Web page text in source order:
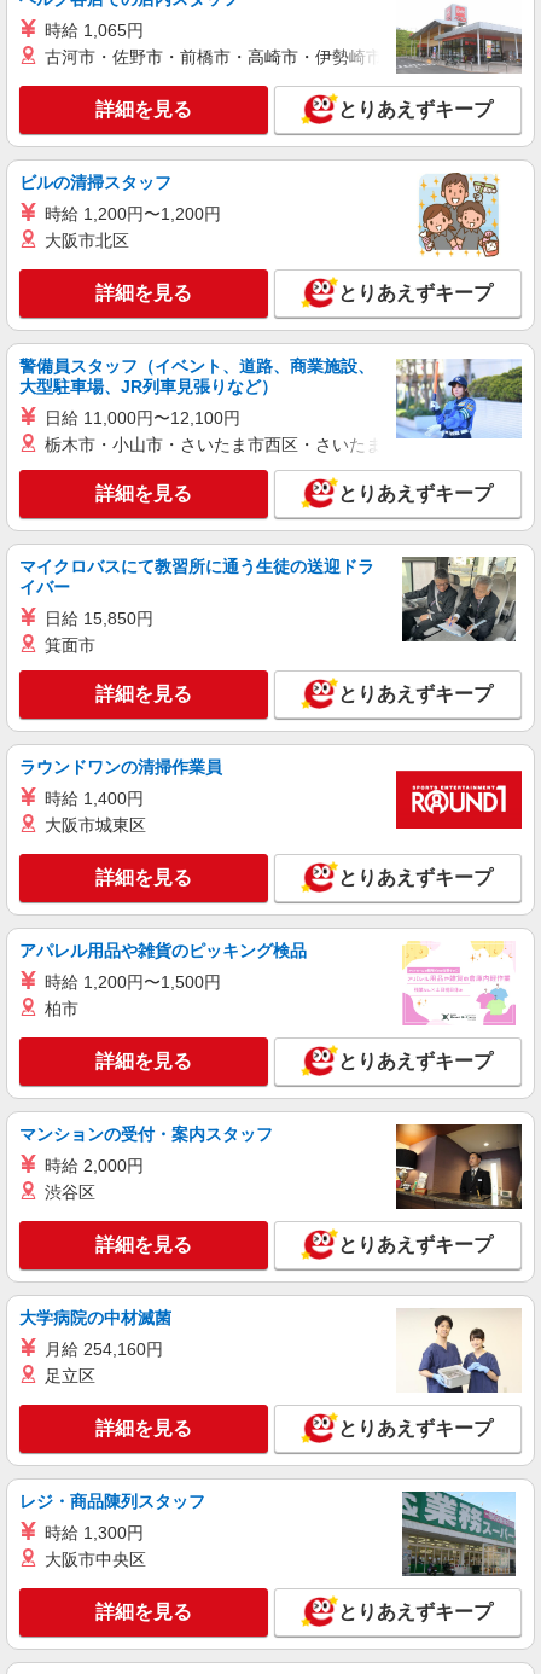
キープ 詳細を見る
株式会社アスカ 横浜支店（jb519009）
月給 228,000円 〜 299,000円 ※給与幅は経
験・能力により考慮 賞与あり 交通費あり／※規定
あり ◇大卒の場合 108日型：月給246,000円 122
日型：月給230,000円 ◇短大・専門学校卒 108日
型：月給244,000円 122日型：月給228,000円
■都市型保育園ポポラー 川崎武蔵小杉園（私
立認可保育園） 神奈川県川崎市中原区市ノ坪449
－3シティタワー武蔵小杉2階
詳細を見る
派遣社員
株式会社アスカ 横浜支店（jb428586）
私立認可保育園の保育士
時給 1,600円 〜 1,700円 ※給与幅は経験・能
力により考慮 交通費あり／全額支給♪
■アスク武蔵小杉保育園（私立認可保育園） 神
奈川県川崎市中原区小杉町１丁目５２６－５プレ
ジリア武蔵小杉1・2F
キープ 詳細を見る
正社員
株式会社アスカ 横浜支店（jb350334）
私立認可保育園の保育士
月給 240,000円 〜 300,000円 ※給与幅は経
験・能力により考慮 賞与あり 交通費あり／交通費
規定支給 給与内訳 ・月給 240,000円〜300,000
円 ・調整手当：3万7000円〜5万8000円 ・役職手
当：0〜2万円 ・固定残業代（4時間分）：1万円
■まなびの森保育園武蔵中原（私立認可保育
園） 神奈川県川崎市中原区下小田中61513
株式会社アスカ 横浜支店（jb361686）
私立認可保育園の保育士
月給 233,000円 〜 295,000円 ※給与幅は経
験・能力により考慮 賞与あり 交通費あり／実費支
給(上限￥50000/月) ・基本給 214,000円 ・調整
手当 20,000円 ・皆勤手当 5,000円 ・資格手
当 5,000円 ★下記別途支給いたします ・処遇改
善手当(年度により支給額が異なります) ・経験手
当(過去の保育園等の勤務年数(在籍証明書より)に
応じて支給)
■エクセレント西宮内保育園（私立認可保育
園） 神奈川県川崎市中原区宮内1丁目247
詳細を見る
正社員
株式会社アスカ 横浜支店（jb582464）
月給 240,000円 〜 300,000円 ※給与幅は経
験・能力により考慮 賞与あり 交通費あり／交通費
規定支給 給与内訳 ・月給 240,000円〜300,000
円 ・調整手当：3万7000円〜5万8000円 ・役職手
当：0〜2万円 ・固定残業代（4時間分）：1万円
※残業時間超過分は別途支給 ※別途、経験手当・
■まなびの森保育園向河原（私立認可保育園）
神奈川県川崎市中原区中丸子324－1
詳細を見る
株式会社アスカ 横浜支店（jb570371）
企業内保育園・企業主導型の保育士
月給 213,000円 〜 280,000円 ※給与幅は経
験・能力により考慮 賞与あり 交通費あり／上限
50,000円 ★給与は経験年数を加味して設定します
円/時間 18時〜閉園：400円/時間 ◇残業手当は
全額支給！
■ニチイキッズ武蔵小杉保育園（企業内保育
園・企業主導型） 神奈川県川崎市中原区中丸子１
１９５－１
キープ 詳細を見る
時給 1,065円
古河市・佐野市・前橋市・高崎市・伊勢崎市・太田市・館林市
詳細を見る とりあえずキープ
ビルの清掃スタッフ
時給 1,200円〜1,200円
大阪市北区
詳細を見る とりあえずキープ
警備員スタッフ（イベント、道路、商業施設、
大型駐車場、JR列車見張りなど）
日給 11,000円〜12,100円
栃木市・小山市・さいたま市西区・さいたま市岩槻区・久喜市・
詳細を見る とりあえずキープ
マイクロバスにて教習所に通う生徒の送迎ドラ
イバー
日給 15,850円
箕面市
詳細を見る とりあえずキープ
ラウンドワンの清掃作業員
時給 1,400円
大阪市城東区
詳細を見る とりあえずキープ
アパレル用品や雑貨のピッキング検品
時給 1,200円〜1,500円
柏市
詳細を見る とりあえずキープ
マンションの受付・案内スタッフ
時給 2,000円
渋谷区
詳細を見る とりあえずキープ
大学病院の中材滅菌
月給 254,160円
足立区
詳細を見る とりあえずキープ
レジ・商品陳列スタッフ
時給 1,300円
大阪市中央区
詳細を見る とりあえずキープ